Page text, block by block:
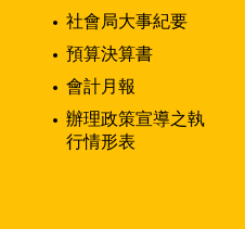
社會局大事紀要
預算決算書
會計月報
辦理政策宣導之執
行情形表